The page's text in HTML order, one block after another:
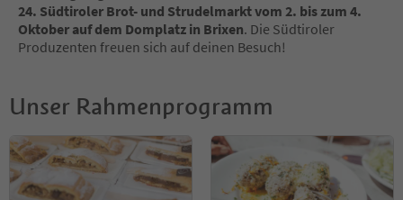
24. Südtiroler Brot- und Strudelmarkt vom 2. bis zum 4.
Oktober auf dem Domplatz in Brixen. Die Südtiroler
Produzenten freuen sich auf deinen Besuch!
Unser Rahmenprogramm